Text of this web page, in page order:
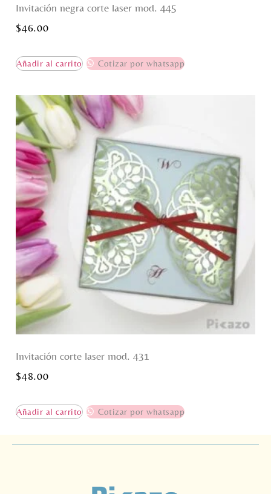
Invitación negra corte laser mod. 445
$46.00
Añadir al carrito Cotizar por whatsapp
Invitación corte laser mod. 431
$48.00
Añadir al carrito Cotizar por whatsapp